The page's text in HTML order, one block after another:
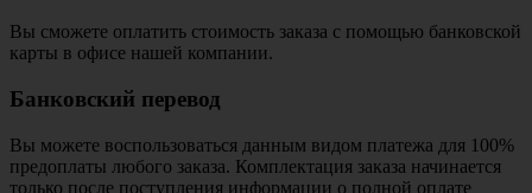
Вы сможете оплатить стоимость заказа с помощью банковской
карты в офисе нашей компании.
Банковский перевод
Вы можете воспользоваться данным видом платежа для 100%
предоплаты любого заказа. Комплектация заказа начинается
только после поступления информации о полной оплате